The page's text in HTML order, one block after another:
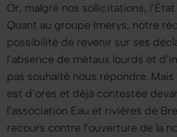
Or, malgré nos sollicitations,
Quant au groupe Imerys, notre
possibilité de revenir sur ses
l’absence de métaux lourds et
pas souhaité nous répondre. Mais
est d’ores et déjà contestée
l’association Eau et rivières de
recours contre l’ouverture de la